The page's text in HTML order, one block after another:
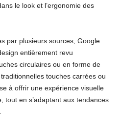
le look et l’ergonomie des
par plusieurs sources, Google
entièrement revu
circulaires ou en forme de
touches carrées ou
à offrir une expérience visuelle
tout en s’adaptant aux tendances